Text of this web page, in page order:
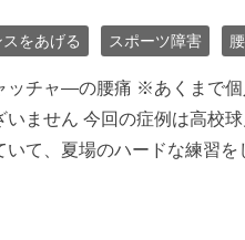
をあげる スポーツ障害
ッチャ―の腰痛 ※あくまで個
いません 今回の症例は高校
いて、夏場のハードな練習